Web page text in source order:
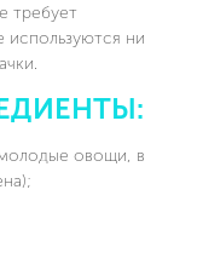
требует
используются ни
молодые овощи, в